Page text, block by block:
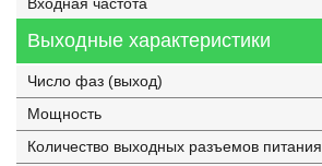
Выходные характеристики
Число фаз (выход)
Мощность
Количество выходных разъемов питания